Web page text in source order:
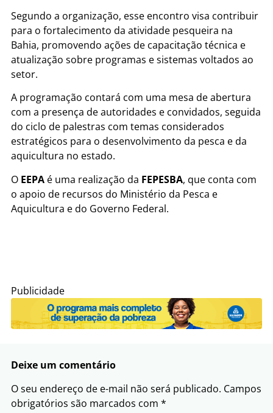
Segundo a organização, esse encontro visa contribuir
para o fortalecimento da atividade pesqueira na
Bahia, promovendo ações de capacitação técnica e
atualização sobre programas e sistemas voltados ao
setor.
A programação contará com uma mesa de abertura
com a presença de autoridades e convidados, seguida
do ciclo de palestras com temas considerados
estratégicos para o desenvolvimento da pesca e da
aquicultura no estado.
O EEPA é uma realização da FEPESBA, que conta com
o apoio de recursos do Ministério da Pesca e
Aquicultura e do Governo Federal.
Publicidade
Deixe um comentário
O seu endereço de e-mail não será publicado. Campos
obrigatórios são marcados com *